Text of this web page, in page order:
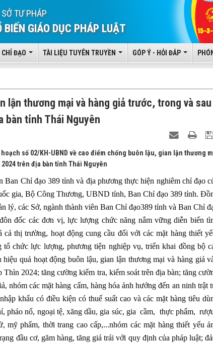
TƯ PHÁP
BIẾN GIÁO DỤC PHÁP LUẬT
ĐẠO TÀI LIỆU TUYÊN TRUYỀN GÓP Ý - HỎI ĐÁP
lận thương mại và hàng giả trước, trong và sau
bàn tỉnh Thái Nguyên
số 02/KH-UBND về cao điểm chống buôn lậu, gian lận thương
trên địa bàn tỉnh Thái Nguyên
Chỉ đạo 389 tỉnh và địa phương thực hiện nghiêm chỉ đạo
gia, Bộ Công Thương, UBND tỉnh, Ban Chỉ đạo 389 tỉnh.
lý, các Sở, ngành thành viên Ban Chỉ đạo389 tỉnh và Ban Chỉ
đốc các đơn vị, lực lượng chức năng nắm vững diễn biến
thị trường, hoạt động cung cầu đối với các mặt hàng thiết
chức lực lượng, phương tiện nghiệp vụ, triển khai đồng bộ
quả hoạt động buôn lậu, gian lận thương mại và hàng giả
2024; tăng cường kiểm tra, kiểm soát trên địa bàn; tăng
nhóm các mặt hàng cấm, hàng hóa ảnh hưởng đến an ninh trật
khẩu có điều kiện có thuế suất cao và các mặt hàng tiêu
pháo nổ, ngoại tệ, xăng dầu, gia súc, gia cầm, thực phẩm,
thời trang cao cấp,...nhóm các mặt hàng thiết yếu
đầu cơ, găm hàng, tăng giá trái với quy định của pháp luật;